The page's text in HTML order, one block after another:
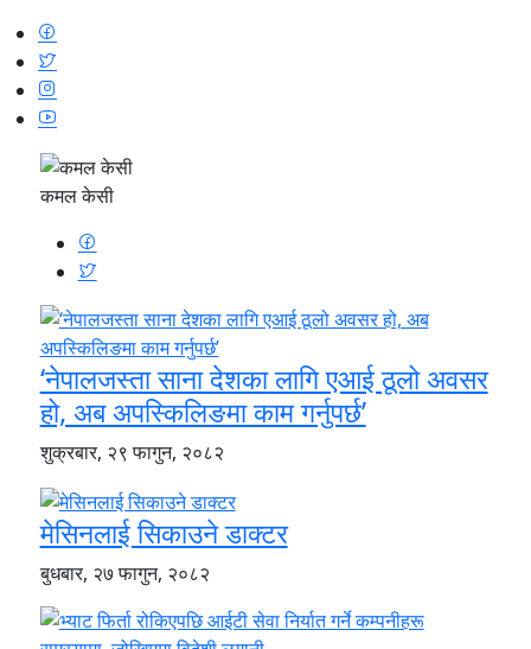
कमल केसी
‘नेपालजस्ता साना देशका लागि एआई ठूलो अवसर
हो, अब अपस्किलिङमा काम गर्नुपर्छ’
शुक्रबार, २९ फागुन, २०८२
मेसिनलाई सिकाउने डाक्टर
बुधबार, २७ फागुन, २०८२